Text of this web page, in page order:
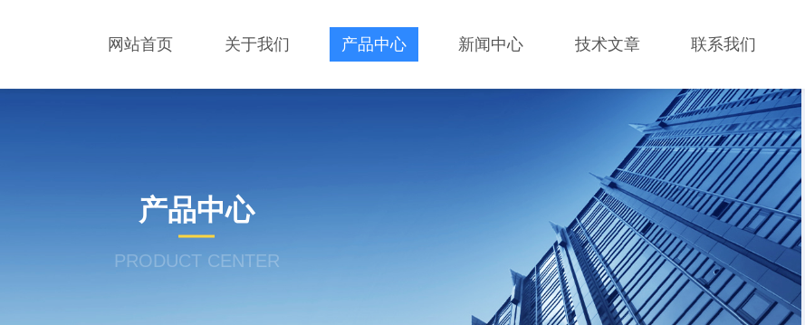
网站首页 关于我们 产品中心 新闻中心 技术文章 联系我们
产品中心
PRODUCT CENTER